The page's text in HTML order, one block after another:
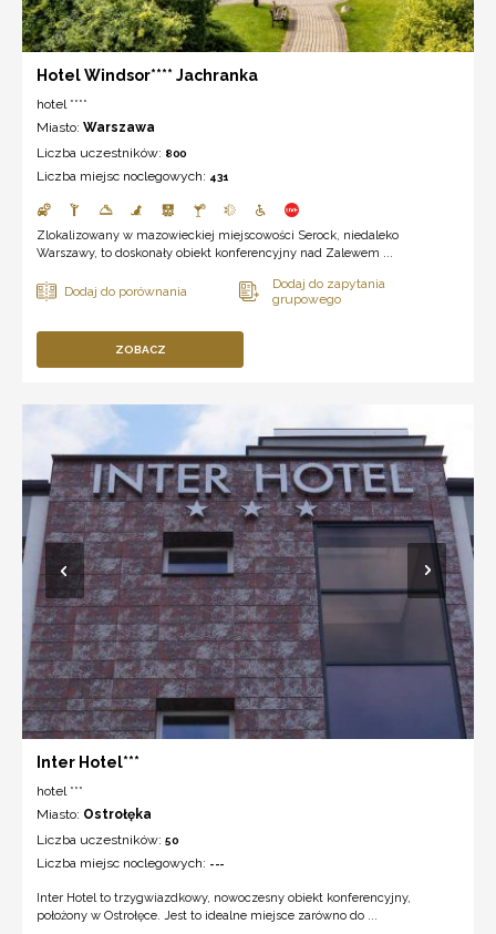
Hotel Windsor**** Jachranka
hotel ****
Miasto: Warszawa
Liczba uczestników: 800
Liczba miejsc noclegowych: 431
Zlokalizowany w mazowieckiej miejscowości Serock, niedaleko
Warszawy, to doskonały obiekt konferencyjny nad Zalewem ...
ZOBACZ
Inter Hotel***
hotel ***
Miasto: Ostrołęka
Liczba uczestników: 50
Liczba miejsc noclegowych: ---
Inter Hotel to trzygwiazdkowy, nowoczesny obiekt konferencyjny,
położony w Ostrołęce. Jest to idealne miejsce zarówno do ...